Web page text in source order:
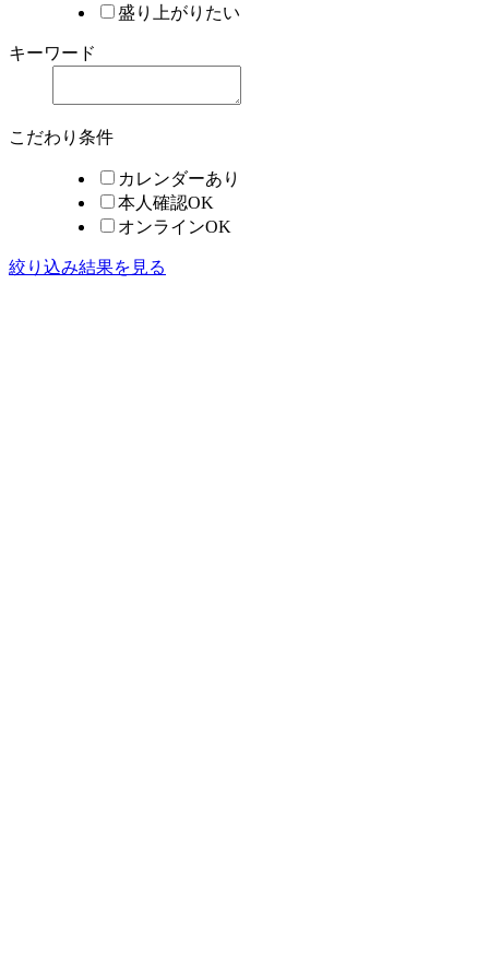
盛り上がりたい
キーワード
こだわり条件
カレンダーあり
本人確認OK
オンラインOK
絞り込み結果を見る